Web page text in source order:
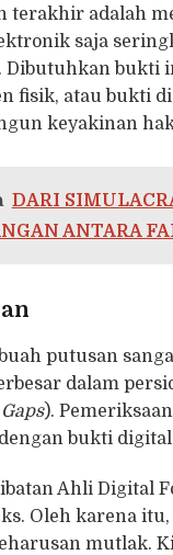
terakhir adalah
saja
Dibutuhkan bukti
fisik, atau bukti
keyakinan
DARI
ANTARA
putusan
dalam
).
bukti
Ahli Digital
Oleh karena
mutlak.